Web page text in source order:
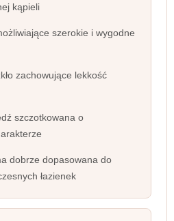
kąpieli
szerokie i wygodne
zachowujące lekkość
szczotkowana o
dobrze dopasowana do
łazienek